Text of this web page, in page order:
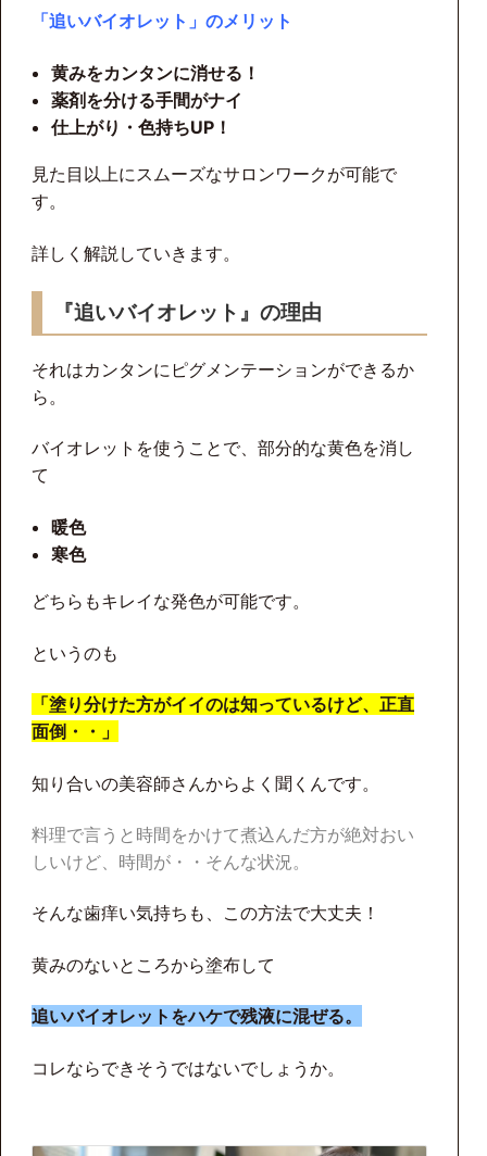
「追いバイオレット」のメリット
黄みをカンタンに消せる！
薬剤を分ける手間がナイ
仕上がり・色持ちUP！
見た目以上にスムーズなサロンワークが可能で
す。
詳しく解説していきます。
『追いバイオレット』の理由
それはカンタンにピグメンテーションができるか
ら。
バイオレットを使うことで、部分的な黄色を消し
て
暖色
寒色
どちらもキレイな発色が可能です。
というのも
「塗り分けた方がイイのは知っているけど、正直
面倒・・」
知り合いの美容師さんからよく聞くんです。
料理で言うと時間をかけて煮込んだ方が絶対おい
しいけど、時間が・・そんな状況。
そんな歯痒い気持ちも、この方法で大丈夫！
黄みのないところから塗布して
追いバイオレットをハケで残液に混ぜる。
コレならできそうではないでしょうか。